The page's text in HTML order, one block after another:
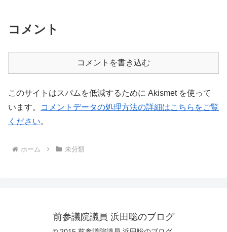
コメント
コメントを書き込む
このサイトはスパムを低減するために Akismet を使って
います。
コメントデータの処理方法の詳細はこちらをご覧
ください。
ホーム 未分類
前参議院議員 浜田聡のブログ